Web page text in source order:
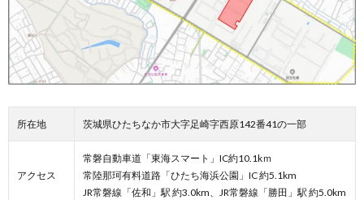
所在地 茨城県ひたちなか市大字足崎字西原142番41の一部
アクセス
常磐自動車道「東海スマート」IC約10.1kｍ
常陸那珂有料道路「ひたち海浜公園」IC 約5.1km
JR常磐線「佐和」駅 約3.0km、JR常磐線「勝田」駅 約5.0km